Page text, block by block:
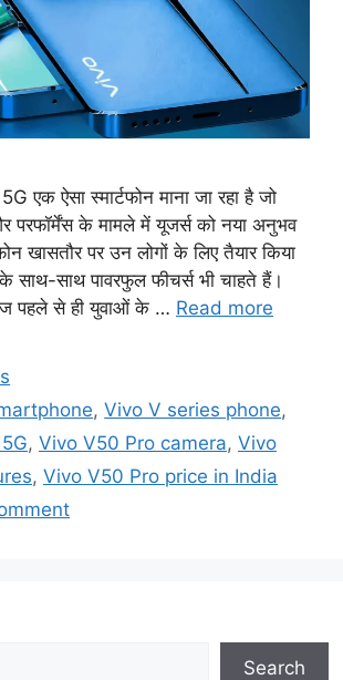
एक ऐसा स्मार्टफोन माना जा रहा है जो
परफॉर्मेंस के मामले में यूजर्स को नया अनुभव
खासतौर पर उन लोगों के लिए तैयार किया
साथ-साथ पावरफुल फीचर्स भी चाहते हैं।
पहले से ही युवाओं के … Read more
,Vivo V series phone,
, Vivo V50 Pro camera, Vivo
, Vivo V50 Pro price in India
Search